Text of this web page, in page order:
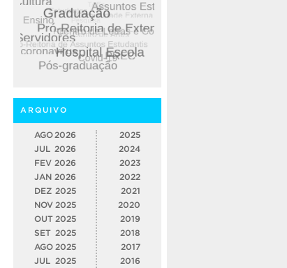
ARQUIVO
AGO 2026
JUL 2026
FEV 2026
JAN 2026
DEZ 2025
NOV 2025
OUT 2025
SET 2025
AGO 2025
JUL
2025
2025
2024
2023
2022
2021
2020
2019
2018
2017
2016